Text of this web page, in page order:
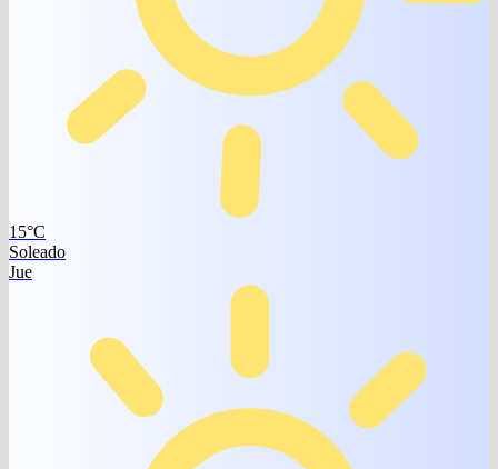
15°C
Soleado
Jue